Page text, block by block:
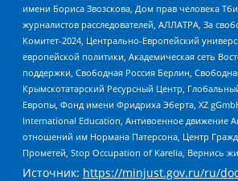
имени Бориса Звозскова, Дом прав человека
журналистов расследователей, АЛЛАТРА, За
Комитет-2024, Центрально-Европейский
европейской политики, Академическая сеть
поддержки, Свободная Россия Берлин,
Крымскотатарский Ресурсный Центр,
Европы, Фонд имени Фридриха Эберта, XZ
International Education, Антивоенное движение
отношений им Нормана Патерсона, Центр
Прометей, Stop Occupation of Karelia, Вернись
Источник: https://minjust.gov.ru/ru/